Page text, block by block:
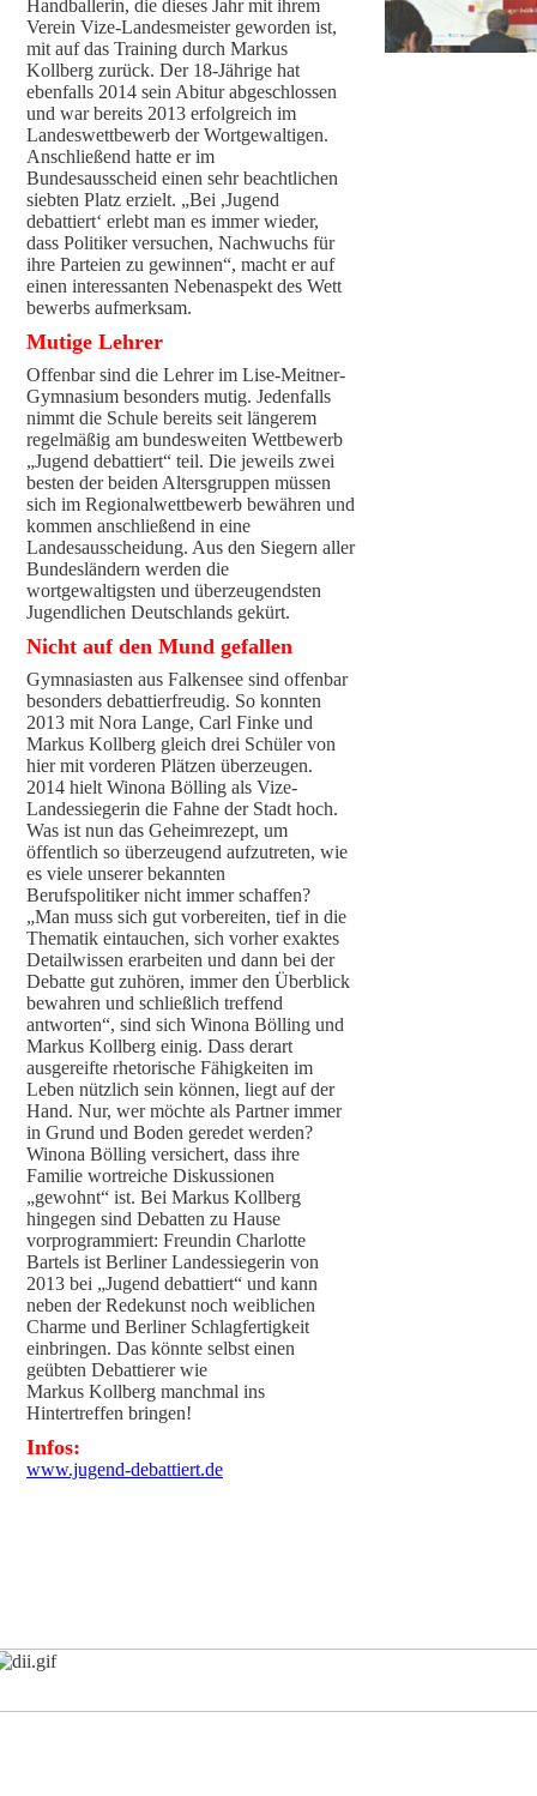
Handballerin, die dieses Jahr mit ihrem
Verein Vize-Landesmeister geworden ist,
mit auf das Training durch Markus
Kollberg zurück. Der 18-Jährige hat
ebenfalls 2014 sein Abitur abgeschlossen
und war bereits 2013 erfolgreich im
Landeswettbewerb der Wortgewaltigen.
Anschließend hatte er im
Bundesausscheid einen sehr beachtlichen
siebten Platz erzielt. „Bei ,Jugend
debattiert‘ erlebt man es immer wieder,
dass Politiker versuchen, Nachwuchs für
ihre Parteien zu gewinnen“, macht er auf
einen interessanten Nebenaspekt des Wett
bewerbs aufmerksam.
Mutige Lehrer
Offenbar sind die Lehrer im Lise-Meitner-
Gymnasium besonders mutig. Jedenfalls
nimmt die Schule bereits seit längerem
regelmäßig am bundesweiten Wettbewerb
„Jugend debattiert“ teil. Die jeweils zwei
besten der beiden Altersgruppen müssen
sich im Regionalwettbewerb bewähren und
kommen anschließend in eine
Landesausscheidung. Aus den Siegern aller
Bundesländern werden die
wortgewaltigsten und überzeugendsten
Jugendlichen Deutschlands gekürt.
Nicht auf den Mund gefallen
Gymnasiasten aus Falkensee sind offenbar
besonders debattierfreudig. So konnten
2013 mit Nora Lange, Carl Finke und
Markus Kollberg gleich drei Schüler von
hier mit vorderen Plätzen überzeugen.
2014 hielt Winona Bölling als Vize-
Landessiegerin die Fahne der Stadt hoch.
Was ist nun das Geheimrezept, um
öffentlich so überzeugend aufzutreten, wie
es viele unserer bekannten
Berufspolitiker nicht immer schaffen?
„Man muss sich gut vorbereiten, tief in die
Thematik eintauchen, sich vorher exaktes
Detailwissen erarbeiten und dann bei der
Debatte gut zuhören, immer den Überblick
bewahren und schließlich treffend
antworten“, sind sich Winona Bölling und
Markus Kollberg einig. Dass derart
ausgereifte rhetorische Fähigkeiten im
Leben nützlich sein können, liegt auf der
Hand. Nur, wer möchte als Partner immer
in Grund und Boden geredet werden?
Winona Bölling versichert, dass ihre
Familie wortreiche Diskussionen
„gewohnt“ ist. Bei Markus Kollberg
hingegen sind Debatten zu Hause
vorprogrammiert: Freundin Charlotte
Bartels ist Berliner Landessiegerin von
2013 bei „Jugend debattiert“ und kann
neben der Redekunst noch weiblichen
Charme und Berliner Schlagfertigkeit
einbringen. Das könnte selbst einen
geübten Debattierer wie
Markus Kollberg manchmal ins
Hintertreffen bringen!
Infos:
www.jugend-debattiert.de